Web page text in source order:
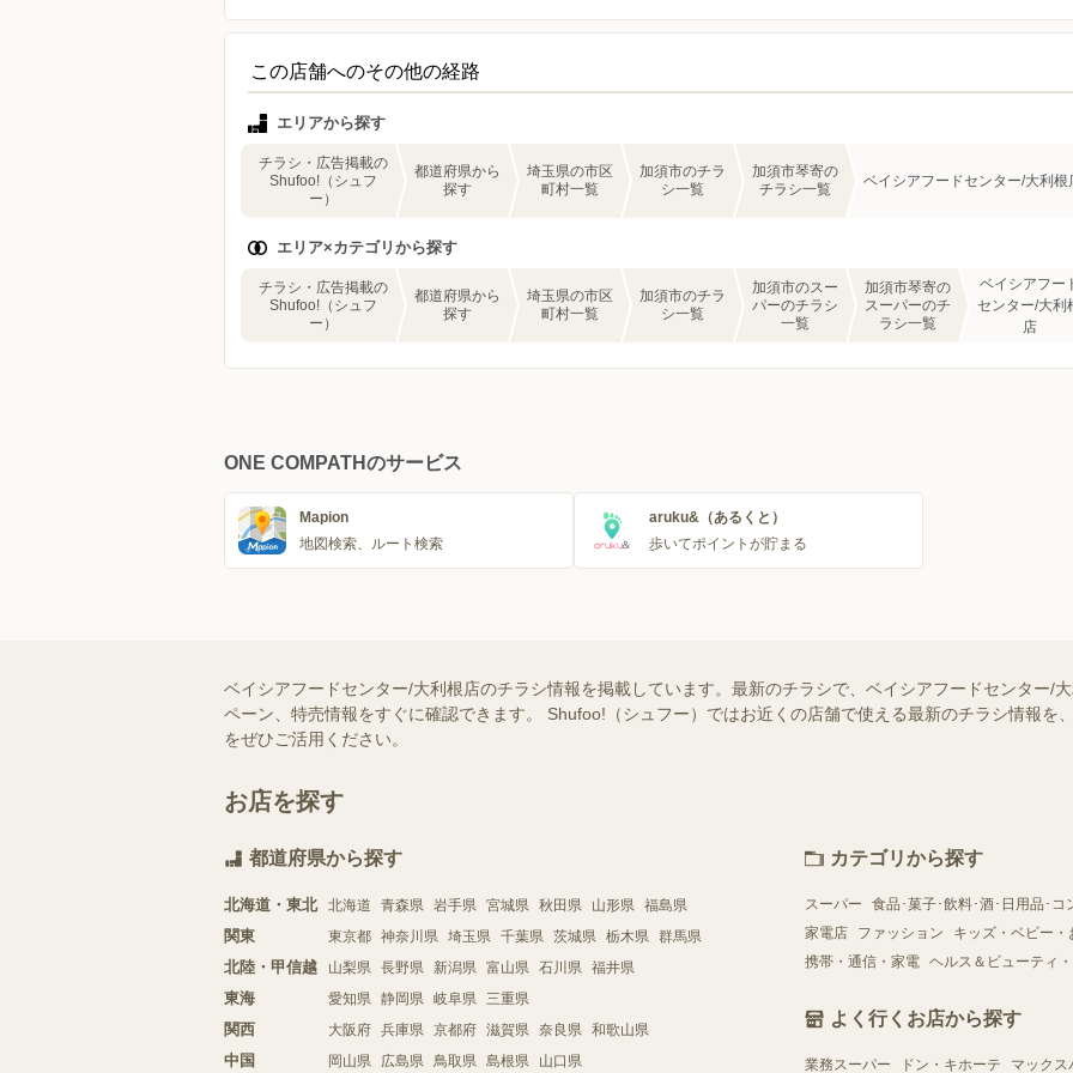
この店舗へのその他の経路
エリアから探す
チラシ・広告掲載の
Shufoo!（シュフ
ー）
都道府県から
探す
埼玉県の市区
町村一覧
加須市のチラ
シ一覧
加須市琴寄の
チラシ一覧
ベイシアフードセンター/大利根
エリア×カテゴリから探す
チラシ・広告掲載の
Shufoo!（シュフ
ー）
都道府県から
探す
埼玉県の市区
町村一覧
加須市のチラ
シ一覧
加須市のスー
パーのチラシ
一覧
加須市琴寄の
スーパーのチ
ラシ一覧
ベイシアフー
センター/大利
店
ONE COMPATHのサービス
Mapion
地図検索、ルート検索
aruku&（あるくと）
歩いてポイントが貯まる
ベイシアフードセンター/大利根店のチラシ情報を掲載しています。最新のチラシで、ベイシアフードセンター/
ペーン、特売情報をすぐに確認できます。 Shufoo!（シュフー）ではお近くの店舗で使える最新のチラシ情報を
をぜひご活用ください。
お店を探す
都道府県から探す
北海道・東北 北海道 青森県 岩手県 宮城県 秋田県 山形県 福島県
関東 東京都 神奈川県 埼玉県 千葉県 茨城県 栃木県 群馬県
北陸・甲信越 山梨県 長野県 新潟県 富山県 石川県 福井県
東海 愛知県 静岡県 岐阜県 三重県
関西 大阪府 兵庫県 京都府 滋賀県 奈良県 和歌山県
中国 岡山県 広島県 鳥取県 島根県 山口県
カテゴリから探す
スーパー 食品･菓子･飲料･酒･日用品･コ
家電店
ファッション キッズ・ベビー・
携帯・通信・家電 ヘルス＆ビューティ
よく行くお店から探す
業務スーパー ドン・キホーテ マックス